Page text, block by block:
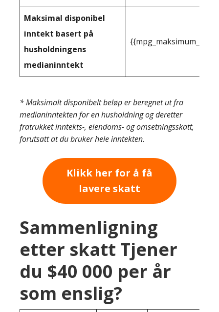
Maksimal disponibel
inntekt basert på
husholdningens
medianinntekt
* Maksimalt disponibelt beløp er beregnet ut fra
medianinntekten for en husholdning og deretter
fratrukket inntekts-, eiendoms- og omsetningsskatt,
forutsatt at du bruker hele inntekten.
Klikk her for å få
lavere skatt
Sammenligning
etter skatt Tjener
du $40 000 per år
som enslig?